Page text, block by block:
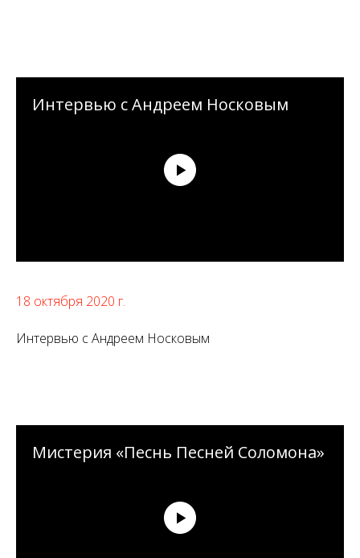
Интервью с Андреем Носковым
18 октября 2020 г.
Интервью с Андреем Носковым
Мистерия «Песнь Песней Соломона»